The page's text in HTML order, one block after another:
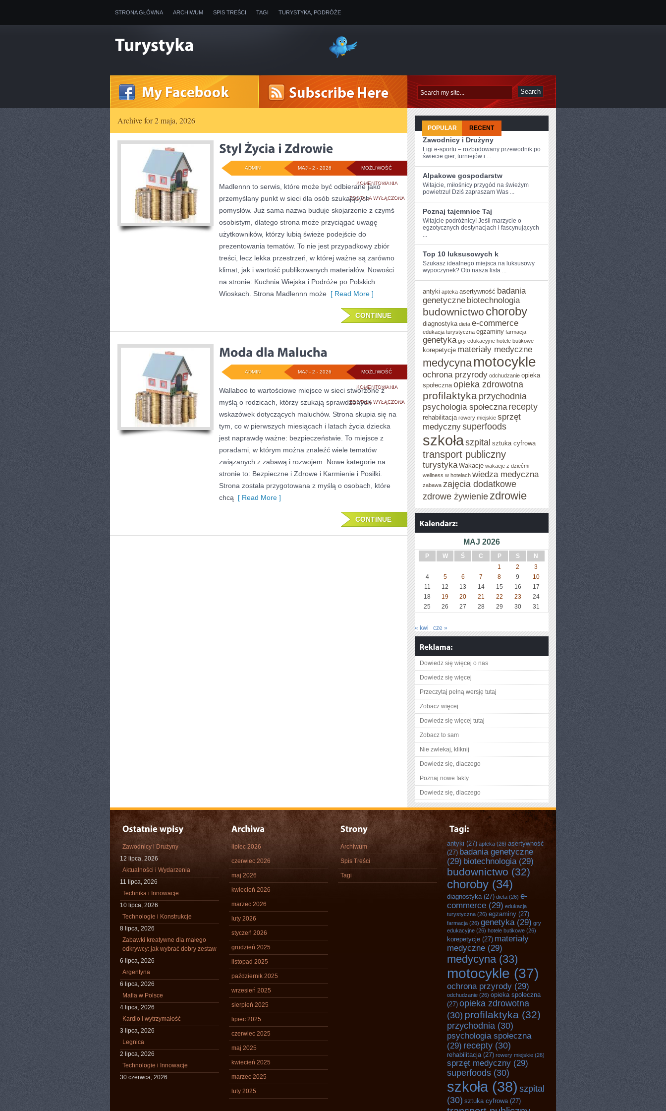
STRONA GŁÓWNA ARCHIWUM SPIS TREŚCI TAGI TURYSTYKA, PODRÓŻE
Archive for 2 maja, 2026
MOŻLIWOŚĆ
KOMENTOWANIASTYL
ŻYCIA
ZDROWIE
ZOSTAŁA WYŁĄCZONA
MAJ - 2 - 2026
ADMIN
Madlennn to serwis, które może być odbierane jako
przemyślany punkt w sieci dla osób szukających
pomysłów. Już sama nazwa buduje skojarzenie z czymś
osobistym, dlatego strona może przyciągać uwagę
użytkowników, którzy lubią świeże podejście do
prezentowania tematów. To nie jest przypadkowy zbiór
treści, lecz lekka przestrzeń, w której ważne są zarówno
klimat, jak i wartość publikowanych materiałów. Nowości
na stronie: Kuchnia Wiejska i Podróże po Polskich
Wioskach. Strona Madlennn może [ Read More ]
CONTINUE
MOŻLIWOŚĆ
KOMENTOWANIAMODA
DLA
MALUCHA
ZOSTAŁA WYŁĄCZONA
MAJ - 2 - 2026
ADMIN
Wallaboo to wartościowe miejsce w sieci stworzone z
myślą o rodzicach, którzy szukają sprawdzonych
wskazówek dotyczących maluchów. Strona skupia się na
tym, co w pierwszych miesiącach i latach życia dziecka
jest naprawdę ważne: bezpieczeństwie. To miejsce z
poradami, w którym można znaleźć wiele tematów
związanych z zabawą i rozwojem. Nowe kategorie na
stronie to: Bezpieczne i Zdrowe i Karmienie i Posiłki.
Strona została przygotowana z myślą o osobach, które
chcą [ Read More ]
CONTINUE
POPULAR RECENT
Zawodnicy i Drużyny
Ligi e-sportu – rozbudowany przewodnik po
świecie gier, turniejów i ...
Alpakowe gospodarstw
Witajcie, miłośnicy przygód na świeżym
powietrzu! Dziś⁢ zapraszam Was ...
Poznaj tajemnice Taj
Witajcie ⁤podróżnicy! Jeśli marzycie ⁣o
egzotycznych destynacjach i ‍fascynujących
...
Top 10 luksusowych k
Szukasz⁢ idealnego miejsca na luksusowy
wypoczynek? Oto nasza lista ...
antyki apteka asertywność badania
genetyczne biotechnologia
budownictwo choroby
diagnostyka dieta e-commerce
edukacja turystyczna egzaminy farmacja
genetyka gry edukacyjne hotele butikowe
korepetycje materiały medyczne
medycyna motocykle
ochrona przyrody odchudzanie opieka
społeczna opieka zdrowotna
profilaktyka przychodnia
psychologia społeczna recepty
rehabilitacja rowery miejskie sprzęt
medycznysuperfoods
szkołaszpital sztuka cyfrowa
transport publiczny
turystyka Wakacje wakacje z dziećmi
wellness w hotelach wiedza medyczna
zabawa zajęcia dodatkowe
zdrowe żywienie zdrowie
MAJ 2026
P W Ś C P S
N
1
2
3
4
5 6 7 8 9
10
11
12 13 14 15 16
17
18
19 20 21 22 23
24
25
26 27 28 29 30 31
« kwi cze »
Dowiedz się więcej o nas
Dowiedz się więcej
Przeczytaj pełną wersję tutaj
Zobacz więcej
Dowiedz się więcej tutaj
Zobacz to sam
Nie zwlekaj, kliknij
Dowiedz się, dlaczego
Poznaj nowe fakty
Dowiedz się, dlaczego
Zawodnicy i Drużyny
12 lipca, 2026
Aktualności i Wydarzenia
11 lipca, 2026
Technika i Innowacje
10 lipca, 2026
Technologie i Konstrukcje
8 lipca, 2026
Zabawki kreatywne dla małego
odkrywcy: jak wybrać dobry zestaw
6 lipca, 2026
Argentyna
6 lipca, 2026
Mafia w Polsce
4 lipca, 2026
Kardio i wytrzymałość
3 lipca, 2026
Legnica
2 lipca, 2026
Technologie i Innowacje
30 czerwca, 2026
lipiec 2026
czerwiec 2026
maj 2026
kwiecień 2026
marzec 2026
luty 2026
styczeń 2026
grudzień 2025
listopad 2025
październik 2025
wrzesień 2025
sierpień 2025
lipiec 2025
czerwiec 2025
maj 2025
kwiecień 2025
marzec 2025
luty 2025
Archiwum
Spis Treści
Tagi
antyki (27) apteka (26) asertywność
(27) badania genetyczne
(29) biotechnologia (29)
budownictwo (32)
choroby (34)
diagnostyka(27) dieta (26) e-
commerce (29) edukacja
turystyczna (26) egzaminy (27)
farmacja (26) genetyka (29) gry
edukacyjne (26) hotele butikowe (26)
korepetycje (27) materiały
medyczne (29)
medycyna(33)
motocykle (37)
ochrona przyrody (29)
odchudzanie (26) opieka społeczna
(27) opieka zdrowotna
(30) profilaktyka (32)
przychodnia (30)
psychologia społeczna
(29) recepty (30)
rehabilitacja(27) rowery miejskie (26)
sprzęt medyczny (29)
superfoods (30)
szkoła (38) szpital
(30) sztuka cyfrowa(27)